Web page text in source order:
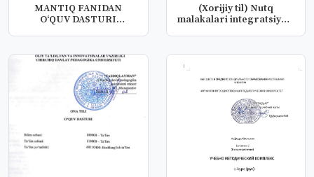
MANTIQ FANIDAN
O‘QUV DASTURI
(Xorijiy til) Nutq
malakalari integratsiyasi